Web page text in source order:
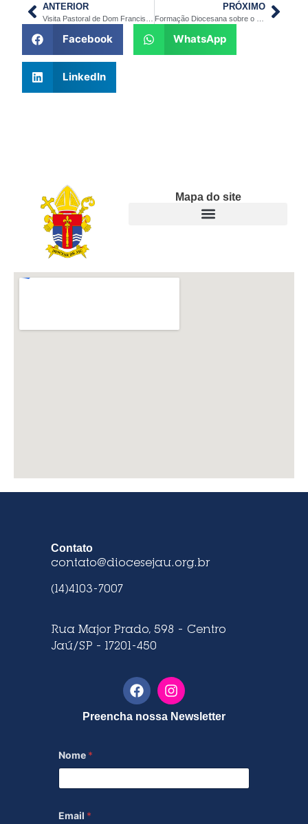
ANTERIOR PRÓXIMO
Facebook WhatsApp
LinkedIn
Mapa do site
Contato
contato@diocesejau.org.br
(14)4103-7007
Rua Major Prado, 598 – Centro
Jaú/SP – 17201-450
Preencha nossa Newsletter
Nome *
Email *